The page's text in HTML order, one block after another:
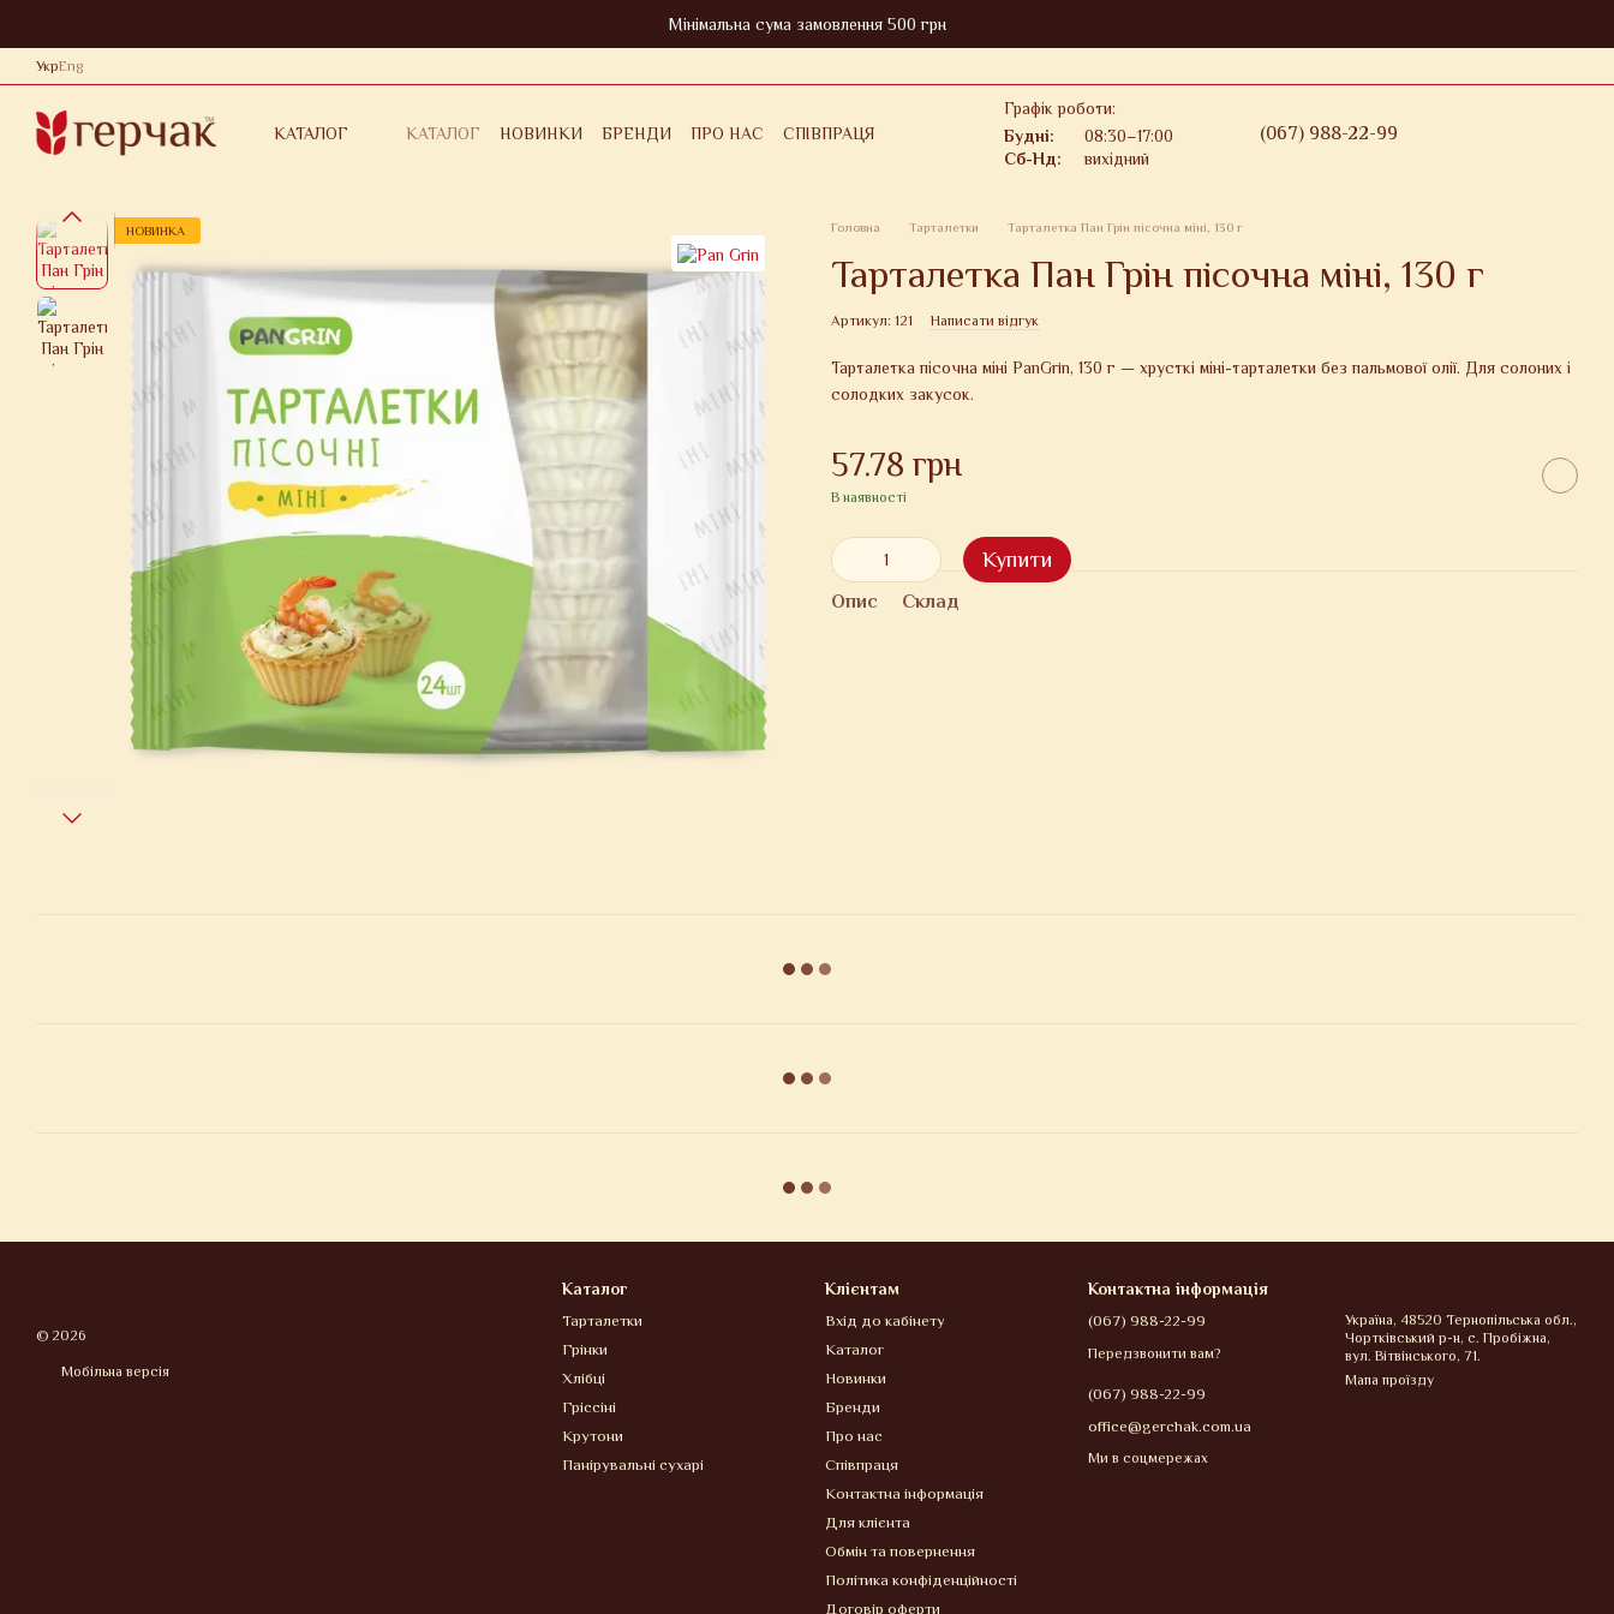
Мінімальна сума замовлення 500 грн
УкрEng
КАТАЛОГ КАТАЛОГ НОВИНКИ БРЕНДИ ПРО НАС
СПІВПРАЦЯ
Графік роботи:
Будні:
08:30–17:00
Сб-Нд:
вихідний
(067) 988-22-99
НОВИНКА Головна Тарталетки Тарталетка Пан Грін пісочна міні, 130 г
Тарталетка Пан Грін пісочна міні, 130 г
Артикул: 121 Написати відгук
Тарталетка пісочна міні PanGrin, 130 г — хрусткі міні-тарталетки без пальмової олії. Для солоних і
солодких закусок.
57.78 грн
В наявності
Купити
Опис Склад
© 2026
Мобільна версія
Каталог
Тарталетки
Грінки
Хлібці
Гріссіні
Крутони
Панірувальні сухарі
Клієнтам
Вхід до кабінету
Каталог
Новинки
Бренди
Про нас
Співпраця
Контактна інформація
Для клієнта
Обмін та повернення
Політика конфіденційності
Договір оферти
Контактна інформація
(067) 988-22-99
Передзвонити вам?
(067) 988-22-99
office@gerchak.com.ua
Україна, 48520 Тернопільська обл.,
Чортківський р-н, с. Пробіжна,
вул. Вітвінського, 71.
Мапа проїзду
Ми в соцмережах